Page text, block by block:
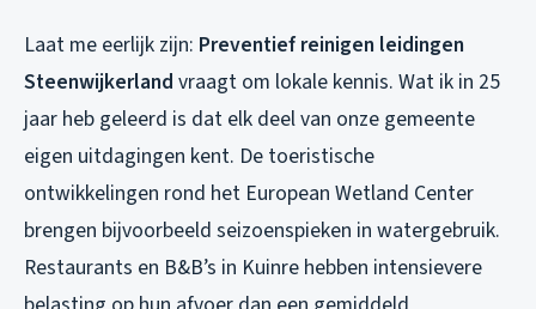
Laat me eerlijk zijn: Preventief reinigen leidingen
Steenwijkerland vraagt om lokale kennis. Wat ik in 25
jaar heb geleerd is dat elk deel van onze gemeente
eigen uitdagingen kent. De toeristische
ontwikkelingen rond het European Wetland Center
brengen bijvoorbeeld seizoenspieken in watergebruik.
Restaurants en B&B’s in Kuinre hebben intensievere